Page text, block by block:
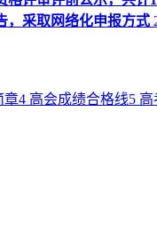
，采取网络化申报方式
章4 高会成绩合格线5 高